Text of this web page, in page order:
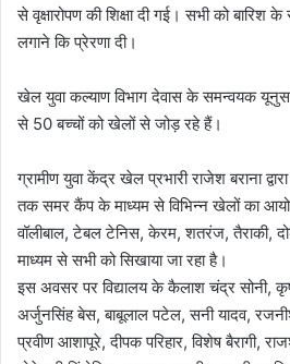
से वृक्षारोपण की शिक्षा दी गई। सभी को
लगाने कि प्रेरणा दी।
खेल युवा कल्याण विभाग देवास के समन्वयक
से 50 बच्चों को खेलों से जोड़ रहे हैं।
ग्रामीण युवा केंद्र खेल प्रभारी राजेश बराना
तक समर कैंप के माध्यम से विभिन्न खेलों का
वॉलीबाल, टेबल टेनिस, केरम, शतरंज, तैराकी,
माध्यम से सभी को सिखाया जा रहा है।
इस अवसर पर विद्यालय के कैलाश चंद्र सोनी,
अर्जुनसिंह बेस, बाबूलाल पटेल, सनी यादव,
प्रवीण आशापूरे, दीपक परिहार, विशेष बैरागी,